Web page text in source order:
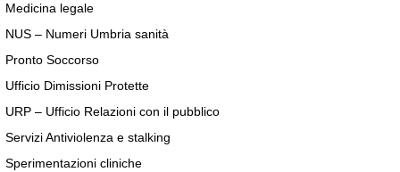
Medicina legale
NUS – Numeri Umbria sanità
Pronto Soccorso
Ufficio Dimissioni Protette
URP – Ufficio Relazioni con il pubblico
Servizi Antiviolenza e stalking
Sperimentazioni cliniche